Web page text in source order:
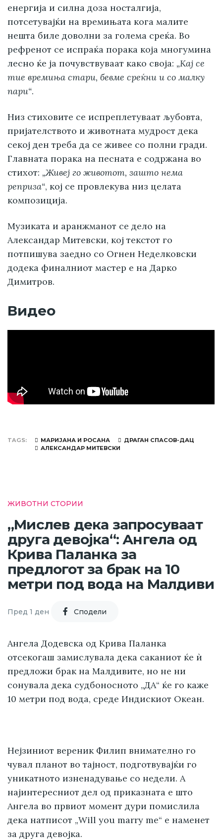
енергија и силна доза носталгија,
потсетувајќи на времињата кога малите
нешта биле доволни за голема среќа. Во
рефренот се испраќа порака која многумина
лесно ќе ја почувствуваат како своја: „Кај се
тие времиња стари, бевме среќни и со малку
пари“.
Низ стиховите се испреплетуваат љубовта,
пријателството и животната мудрост дека
секој ден треба да се живее со полни гради.
Главната порака на песната е содржана во
стихот: „Живеј го животот, зашто нема
реприза“, кој се провлекува низ целата
композиција.
Музиката и аранжманот се дело на
Александар Митевски, кој текстот го
потпишува заедно со Огнен Неделковски
додека финалниот мастер е на Дарко
Димитров.
Видео
TAGS МАРИЈАНА И РОСАНА
ДРАГАН СПАСОВ-ДАЦ
АЛЕКСАНДАР МИТЕВСКИ
ЖИВОТНИ СТОРИИ
„Мислев дека запросуваат
друга девојка“: Ангела од
Крива Паланка за
предлогот за брак на 10
метри под вода на Малдиви
Пред 1 ден Cподели
Ангела Додевска од Крива Паланка
отсекогаш замислувала дека саканиот ќе ѝ
предложи брак на Малдивите, но не ни
сонувала дека судбоносното „ДА“ ќе го каже
10 метри под вода, среде Индискиот Океан.
Нејзиниот вереник Филип внимателно го
чувал планот во тајност, подготвувајќи го
уникатното изненадување со недели. А
најинтересниот дел од приказната е што
Ангела во првиот момент дури помислила
дека натписот „Will you marry me“ е наменет
за друга девојка.